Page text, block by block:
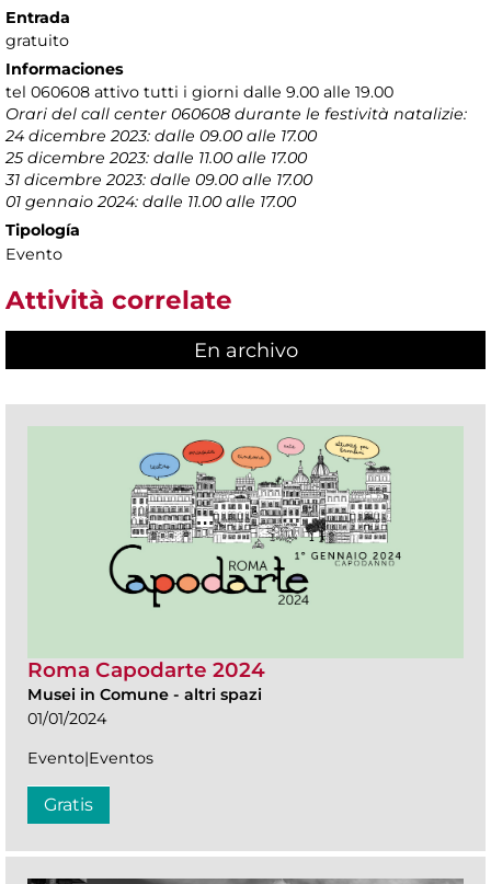
Entrada
gratuito
Informaciones
tel 060608 attivo tutti i giorni dalle 9.00 alle 19.00
Orari del call center 060608 durante le festività natalizie:
24 dicembre 2023: dalle 09.00 alle 17.00
25 dicembre 2023: dalle 11.00 alle 17.00
31 dicembre 2023: dalle 09.00 alle 17.00
01 gennaio 2024: dalle 11.00 alle 17.00
Tipología
Evento
Attività correlate
En archivo
Roma Capodarte 2024
Musei in Comune - altri spazi
01/01/2024
Evento|Eventos
Gratis